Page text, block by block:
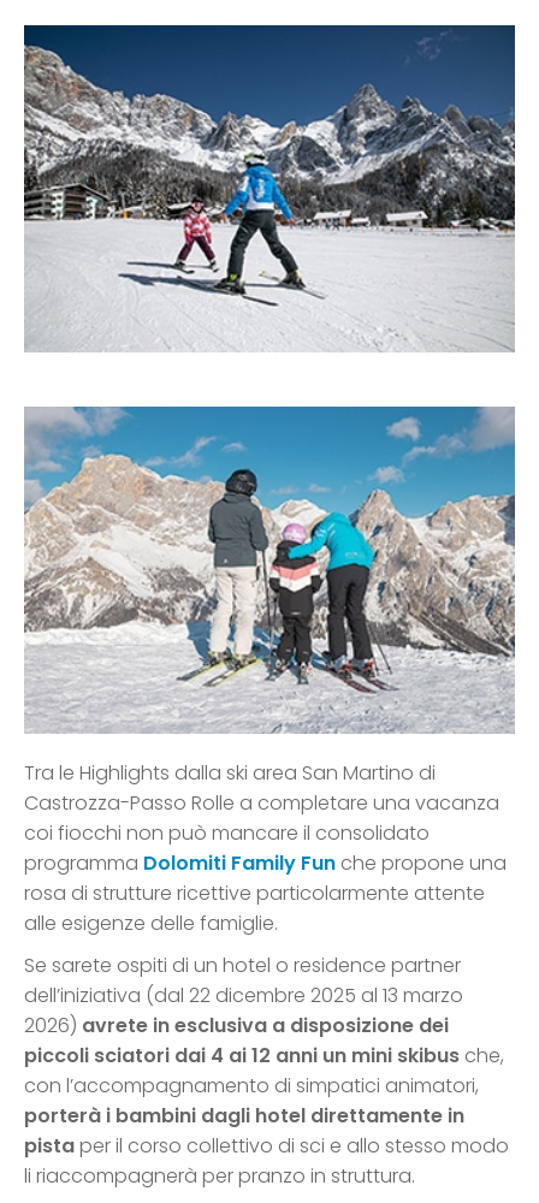
Tra le Highlights dalla ski area San Martino di
Castrozza-Passo Rolle a completare una vacanza
coi fiocchi non può mancare il consolidato
programma Dolomiti Family Fun che propone una
rosa di strutture ricettive particolarmente attente
alle esigenze delle famiglie.
Se sarete ospiti di un hotel o residence partner
dell’iniziativa (dal 22 dicembre 2025 al 13 marzo
2026) avrete in esclusiva a disposizione dei
piccoli sciatori dai 4 ai 12 anni un mini skibus che,
con l’accompagnamento di simpatici animatori,
porterà i bambini dagli hotel direttamente in
pistaper il corso collettivo di sci e allo stesso modo
li riaccompagnerà per pranzo in struttura.